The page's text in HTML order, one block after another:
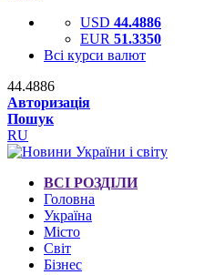
USD 44.4886
EUR 51.3350
Всі курси валют
44.4886
Авторизація
Пошук
RU
ВСІ РОЗДІЛИ
Головна
Україна
Місто
Світ
Бізнес